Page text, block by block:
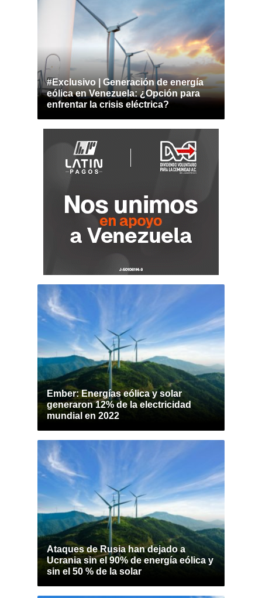
#Exclusivo | Generación de energía
eólica en Venezuela: ¿Opción para
enfrentar la crisis eléctrica?
Ember: Energías eólica y solar
generaron 12% de la electricidad
mundial en 2022
Ataques de Rusia han dejado a
Ucrania sin el 90% de energía eólica y
sin el 50 % de la solar